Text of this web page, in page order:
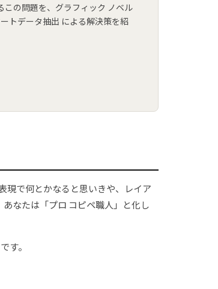
の問題を、グラフィック ノベル
トデータ抽出 による解決策を紹
現で何とかなると思いきや、レイア
なたは「プロ コピペ職人」と化し
す。